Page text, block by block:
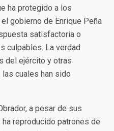
ha protegido a los
gobierno de Enrique Peña
satisfactoria o
culpables. La verdad
del ejército y otras
cuales han sido
a pesar de sus
reproducido patrones de